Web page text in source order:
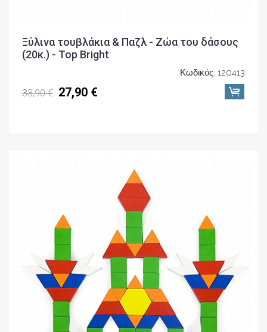
Ξύλινα τουβλάκια & Παζλ - Ζώα του δάσους
(20κ.) - Top Bright
Κωδικός: 120413
33,90 € 27,90 €